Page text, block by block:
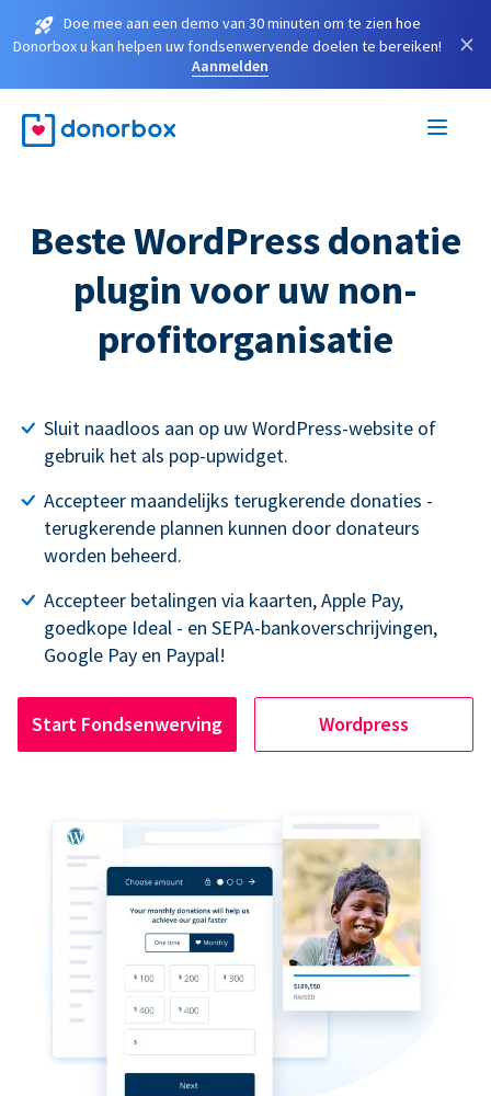
Doe mee aan een demo van 30 minuten om te zien hoe
Donorbox u kan helpen uw fondsenwervende doelen te bereiken!
Aanmelden
×
Beste WordPress donatie
plugin voor uw non-
profitorganisatie
Sluit naadloos aan op uw WordPress-website of
gebruik het als pop-upwidget.
Accepteer maandelijks terugkerende donaties -
terugkerende plannen kunnen door donateurs
worden beheerd.
Accepteer betalingen via kaarten, Apple Pay,
goedkope Ideal - en SEPA-bankoverschrijvingen,
Google Pay en Paypal!
Start Fondsenwerving Wordpress